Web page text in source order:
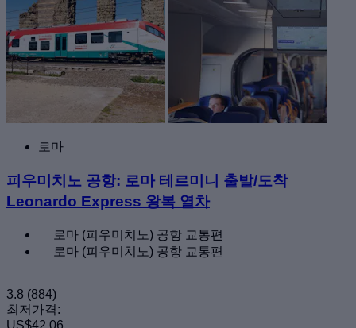
로마
피우미치노 공항: 로마 테르미니 출발/도착
Leonardo Express 왕복 열차
로마 (피우미치노) 공항 교통편
로마 (피우미치노) 공항 교통편
3.8 (884)
최저가격:
US$42.06